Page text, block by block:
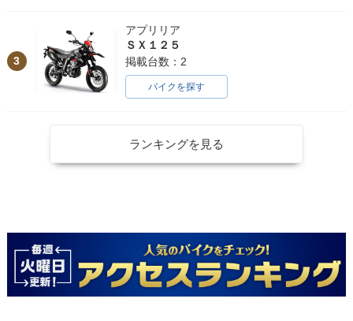
3
アプリリア
ＳＸ１２５
掲載台数：2
バイクを探す
ランキングを見る